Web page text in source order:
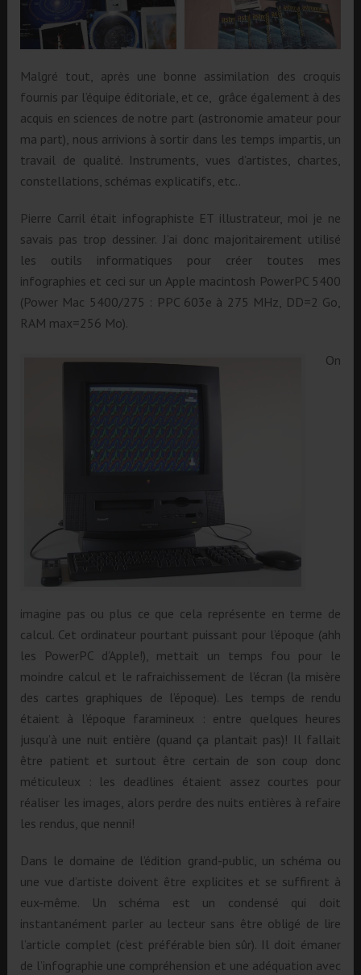
Malgré tout, après une bonne assimilation des croquis
fournis par l’équipe éditoriale, et ce, grâce également à des
acquis en sciences de notre part (astronomie amateur pour
ma part), nous arrivions à sortir dans les temps impartis, un
travail de qualité. Instruments, vues d’artistes, chartes,
constellations, schémas explicatifs, etc..
Pierre Carril était infographiste ET illustrateur, moi je ne
savais pas trop dessiner. J’ai donc majoritairement utilisé
les outils informatiques pour créer toutes mes
infographies et ceci sur un Apple macintosh PowerPC 5400
(Power Mac 5400/275 : PPC 603e à 275 MHz, DD=2 Go,
RAM max=256 Mo).
On
imagine pas ou plus ce que cela représente en terme de
calcul. Cet ordinateur pourtant puissant pour l’époque (ahh
les PowerPC d’Apple!), mettait un temps fou pour le
moindre calcul et le rafraichissement de l’écran (la misère
des cartes graphiques de l’époque). Les temps de rendu
étaient à l’époque faramineux : entre quelques heures
jusqu’à une nuit entière (quand ça plantait pas)! Il fallait
être patient et surtout être certain de son coup donc
méticuleux : les deadlines étaient assez courtes pour
réaliser les images, alors perdre des nuits entières à refaire
les rendus, que nenni!
Dans le domaine de l’édition grand-public, un schéma ou
une vue d’artiste doivent être explicites et se suffirent à
eux-même. Un schéma est un condensé qui doit
instantanément parler au lecteur sans être obligé de lire
l’article complet (c’est préférable bien sûr). Il doit émaner
de l’infographie une compréhension et une adéquation avec